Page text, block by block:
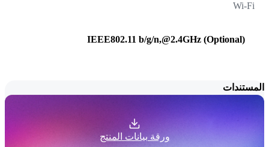
Wi-Fi
IEEE802.11 b/g/n,@2.4GHz (Optional)
المستندات
ورقة بيانات المنتج